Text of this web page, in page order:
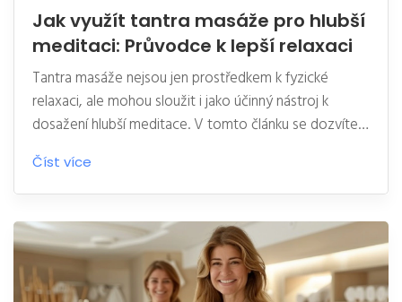
Jak využít tantra masáže pro hlubší
meditaci: Průvodce k lepší relaxaci
Tantra masáže nejsou jen prostředkem k fyzické
relaxaci, ale mohou sloužit i jako účinný nástroj k
dosažení hlubší meditace. V tomto článku se dozvíte,
jak spojit tantra masáže s meditativními technikami pro
dosažení psychického klidu a lepšího poznání sebe
sama. Nabízí praktické tipy, jak začít, jaké techniky
používat a jaké benefity můžete očekávat. Vysvětlíme
i historii a filozofii za tantra masážemi, což vám
umožní plně pochopit, jak mohou tyto praktiky
obohatit váš osobní i duchovní život.
Číst více